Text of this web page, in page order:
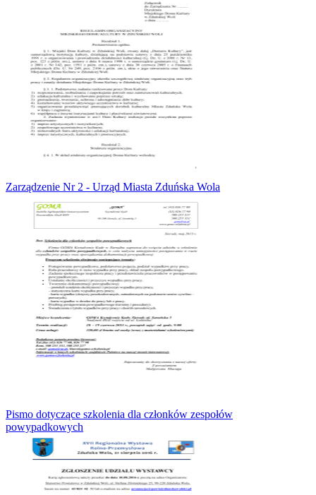
Zarządzenie Nr 2 - Urząd Miasta Zduńska Wola
Pismo dotyczące szkolenia dla członków zespołów
powypadkowych